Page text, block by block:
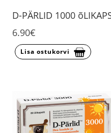
D-PÄRLID 1000
6.90€
Lisa ostukorvi